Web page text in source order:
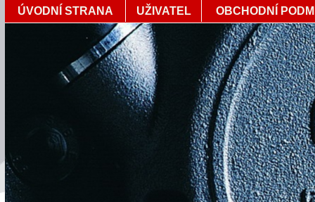
ÚVODNÍ STRANA UŽIVATEL OBCHODNÍ